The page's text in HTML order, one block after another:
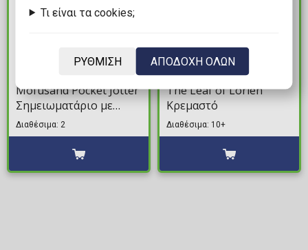
Mofusand Pocket Jotter
Σημειωματάριο με
Στυλό
Διαθέσιμα: 2
14,99€
The Lord of the Rings -
The Leaf of Lorien
Κρεμαστό
Διαθέσιμα: 10+
Τι είναι τα cookies;
ΡΥΘΜΙΣΗ ΑΠΟΔΟΧΗ ΟΛΩΝ